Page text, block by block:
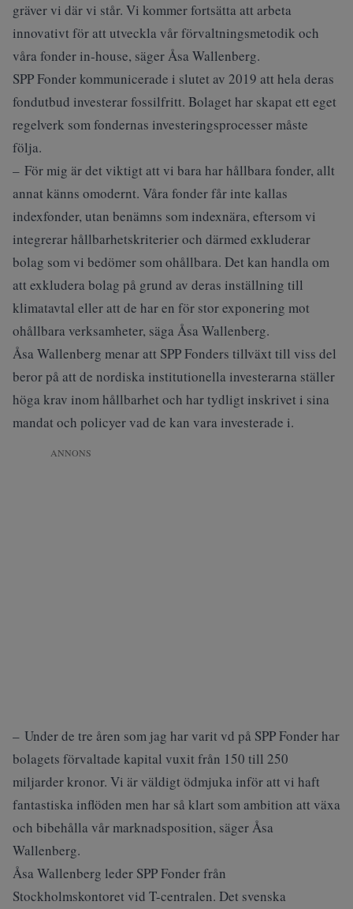
gräver vi där vi står. Vi kommer fortsätta att arbeta
innovativt för att utveckla vår förvaltningsmetodik och
våra fonder in-house, säger Åsa Wallenberg.
SPP Fonder kommunicerade i slutet av 2019 att hela deras
fondutbud investerar fossilfritt. Bolaget har skapat ett eget
regelverk som fondernas investeringsprocesser måste
följa.
– För mig är det viktigt att vi bara har hållbara fonder, allt
annat känns omodernt. Våra fonder får inte kallas
indexfonder, utan benämns som indexnära, eftersom vi
integrerar hållbarhetskriterier och därmed exkluderar
bolag som vi bedömer som ohållbara. Det kan handla om
att exkludera bolag på grund av deras inställning till
klimatavtal eller att de har en för stor exponering mot
ohållbara verksamheter, säga Åsa Wallenberg.
Åsa Wallenberg menar att SPP Fonders tillväxt till viss del
beror på att de nordiska institutionella investerarna ställer
höga krav inom hållbarhet och har tydligt inskrivet i sina
mandat och policyer vad de kan vara investerade i.
ANNONS
– Under de tre åren som jag har varit vd på SPP Fonder har
bolagets förvaltade kapital vuxit från 150 till 250
miljarder kronor. Vi är väldigt ödmjuka inför att vi haft
fantastiska inflöden men har så klart som ambition att växa
och bibehålla vår marknadsposition, säger Åsa
Wallenberg.
Åsa Wallenberg leder SPP Fonder från
Stockholmskontoret vid T-centralen. Det svenska